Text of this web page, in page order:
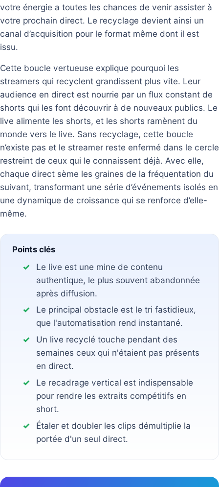
votre énergie a toutes les chances de venir assister à
votre prochain direct. Le recyclage devient ainsi un
canal d’acquisition pour le format même dont il est
issu.
Cette boucle vertueuse explique pourquoi les
streamers qui recyclent grandissent plus vite. Leur
audience en direct est nourrie par un flux constant de
shorts qui les font découvrir à de nouveaux publics. Le
live alimente les shorts, et les shorts ramènent du
monde vers le live. Sans recyclage, cette boucle
n’existe pas et le streamer reste enfermé dans le cercle
restreint de ceux qui le connaissent déjà. Avec elle,
chaque direct sème les graines de la fréquentation du
suivant, transformant une série d’événements isolés en
une dynamique de croissance qui se renforce d’elle-
même.
Points clés
Le live est une mine de contenu
authentique, le plus souvent abandonnée
après diffusion.
Le principal obstacle est le tri fastidieux,
que l'automatisation rend instantané.
Un live recyclé touche pendant des
semaines ceux qui n'étaient pas présents
en direct.
Le recadrage vertical est indispensable
pour rendre les extraits compétitifs en
short.
Étaler et doubler les clips démultiplie la
portée d'un seul direct.